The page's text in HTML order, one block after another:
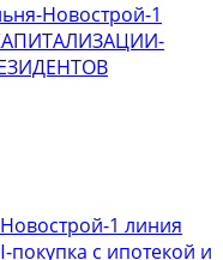
Новострой-1
1 линия
с ипотекой и